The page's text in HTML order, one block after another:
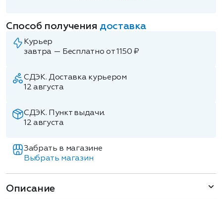
Способ получения доставка
Курьер
завтра — Бесплатно от 1150 ₽
СДЭК. Доставка курьером
12 августа
СДЭК. Пункт выдачи.
12 августа
Забрать в магазине
Выбрать магазин
Описание